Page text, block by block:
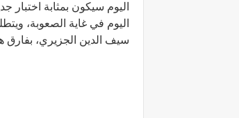
اليوم سيكون بمثابة
سيف الدين الجزيري،